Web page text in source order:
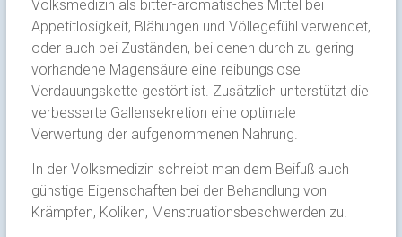
Volksmedizin als bitter-aromatisches Mittel bei
Appetitlosigkeit, Blähungen und Völlegefühl verwendet,
oder auch bei Zuständen, bei denen durch zu gering
vorhandene Magensäure eine reibungslose
Verdauungskette gestört ist. Zusätzlich unterstützt die
verbesserte Gallensekretion eine optimale
Verwertung der aufgenommenen Nahrung.
In der Volksmedizin schreibt man dem Beifuß auch
günstige Eigenschaften bei der Behandlung von
Krämpfen, Koliken, Menstruationsbeschwerden zu.